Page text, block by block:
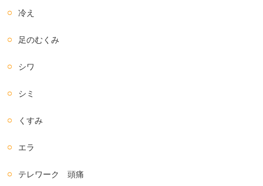
冷え
足のむくみ
シワ
シミ
くすみ
エラ
テレワーク 頭痛